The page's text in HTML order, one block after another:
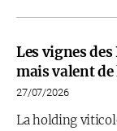
Les vignes
mais valent de
27/07/2026
La holding